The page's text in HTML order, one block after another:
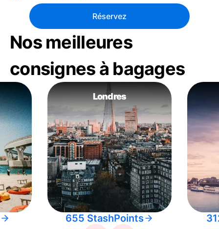
Réservez
Nos meilleures
consignes à bagages
Londres
655 StashPoints